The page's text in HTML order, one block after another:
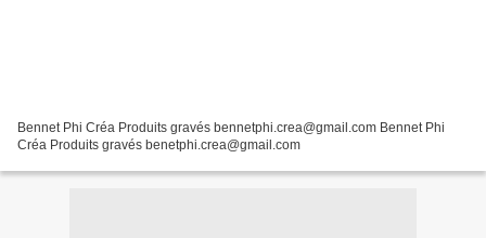
Bennet Phi Créa Produits gravés bennetphi.crea@gmail.com Bennet Phi
Créa Produits gravés benetphi.crea@gmail.com